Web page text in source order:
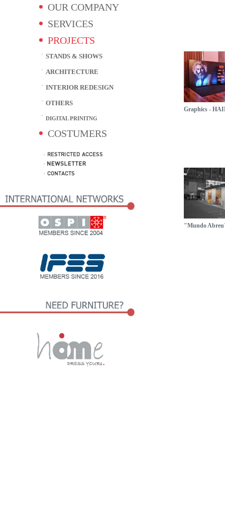
OUR COMPANY
SERVICES
PROJECTS
STANDS & SHOWS
ARCHITECTURE
INTERIOR REDESIGN
OTHERS
DIGITAL PRINITNG
COSTUMERS
Graphics -
"Mundo